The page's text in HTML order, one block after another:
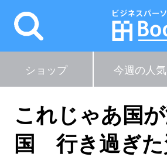
ショップ 今週の人気
これじゃあ国
国 行き過ぎた